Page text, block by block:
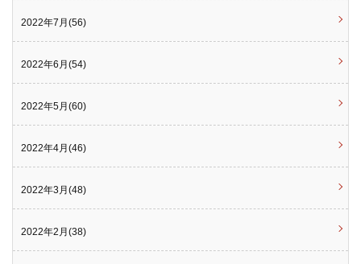
2022年7月(56)
2022年6月(54)
2022年5月(60)
2022年4月(46)
2022年3月(48)
2022年2月(38)